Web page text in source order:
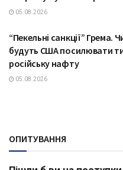
05.08.2026
“Пекельні санкції” Грема.
будуть США посилювати
російську нафту
05.08.2026
ОПИТУВАННЯ